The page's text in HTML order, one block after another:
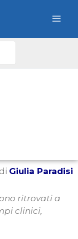
di Giulia Paradisi
ritrovati a
clinici,